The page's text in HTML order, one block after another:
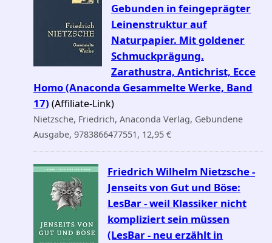
Gebunden in feingeprägter
Leinenstruktur auf
Naturpapier. Mit goldener
Schmuckprägung.
Zarathustra, Antichrist, Ecce
Homo (Anaconda Gesammelte Werke, Band
17) (Affiliate-Link)
Nietzsche, Friedrich, Anaconda Verlag, Gebundene
Ausgabe, 9783866477551, 12,95 €
Friedrich Wilhelm Nietzsche -
Jenseits von Gut und Böse:
LesBar - weil Klassiker nicht
kompliziert sein müssen
(LesBar - neu erzählt in